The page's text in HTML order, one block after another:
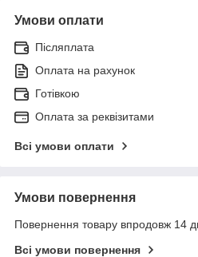
Умови оплати
Післяплата
Оплата на рахунок
Готівкою
Оплата за реквізитами
Всі умови оплати
Умови повернення
Повернення товару впродовж 14
Всі умови повернення